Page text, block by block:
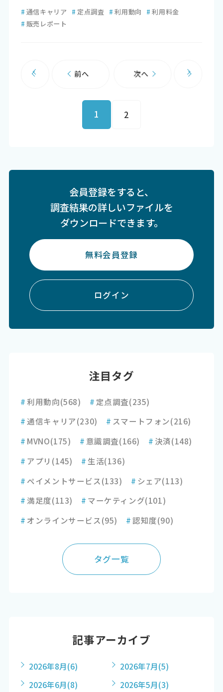
# 通信キャリア # 定点調査 # 利用動向 # 利用料金
# 販売レポート
前へ
1 2
次へ
会員登録をすると、
調査結果の詳しいファイルを
ダウンロードできます。
無料会員登録
ログイン
注目タグ
#利用動向(568) # 定点調査(235)
#通信キャリア(230) # スマートフォン(216)
# MVNO(175) # 意識調査(166) # 決済(148)
# アプリ (145) # 生活(136)
# ペイメントサービス(133) # シェア(113)
#満足度(113) # マーケティング(101)
# オンラインサービス(95) #認知度(90)
タグ一覧
記事アーカイブ
2026年8月(6) 2026年7月(5)
2026年6月(8) 2026年5月(3)